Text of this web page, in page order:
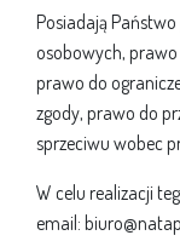
Posiadają
osobowych,
prawo do
zgody, prawo do
sprzeciwu wobec
W celu realizacji
email: